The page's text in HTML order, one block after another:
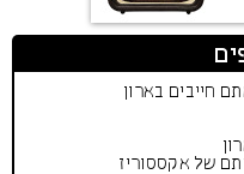
של אקססוריז